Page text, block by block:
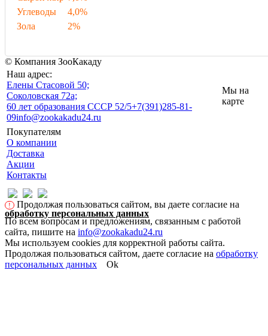
Углеводы
4,0%
Зола
2%
© Компания ЗооКакаду
Наш адрес:
Eлены Стасовой 50;
Соколовская 72а;
60 лет образования СССР 52/5+7(391)285-81-
09info@zookakadu24.ru
Мы на
карте
Покупателям
О компании
Доставка
Акции
Контакты
!
Продолжая пользоваться сайтом, вы даете согласие на
обработку персональных данных
По всем вопросам и предложениям, связанным с работой
сайта, пишите на info@zookakadu24.ru
Мы используем cookies для корректной работы сайта.
Продолжая пользоваться сайтом, даете согласие на обработку
персональных данных
Ok